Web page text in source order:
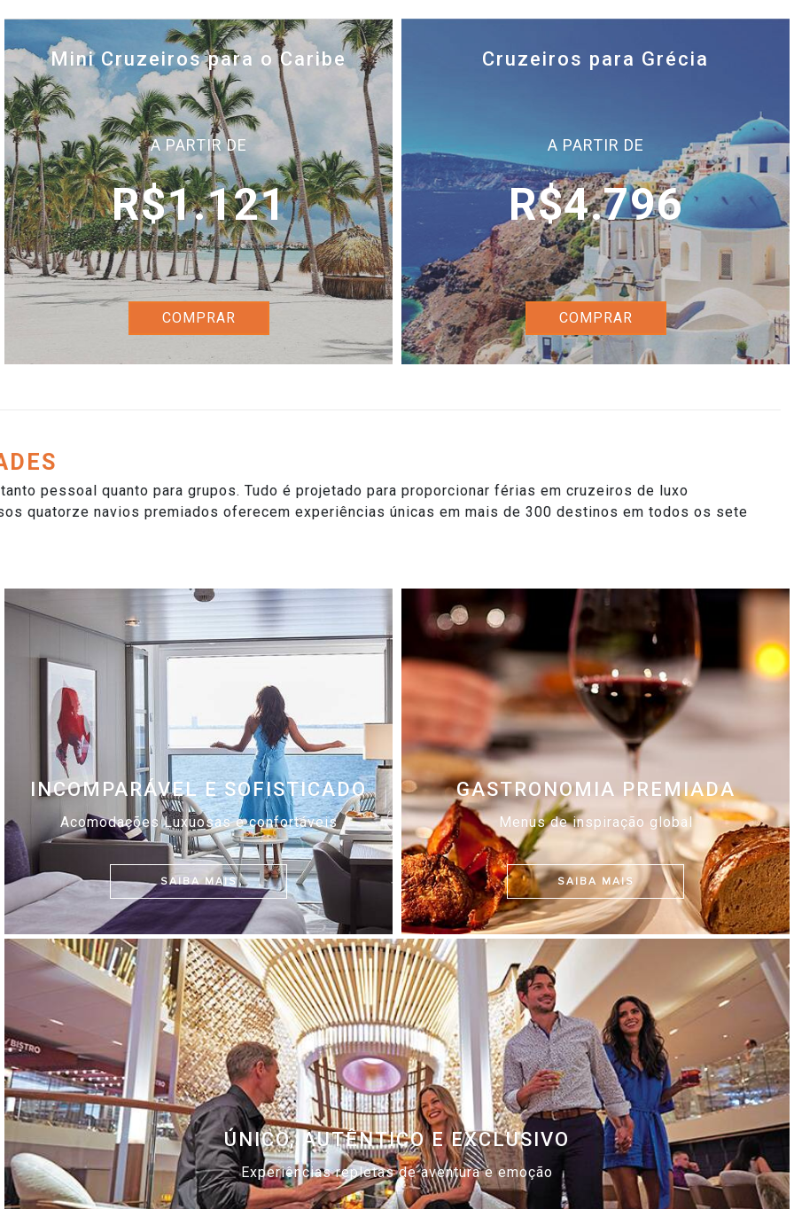
Mini Cruzeiros para o Caribe
A PARTIR DE
R$1.121
COMPRAR
Cruzeiros para Grécia
A PARTIR DE
R$4.796
COMPRAR
pessoal quanto para grupos. Tudo é projetado para proporcionar férias em cruzeiros de luxo
quatorze navios premiados oferecem experiências únicas em mais de 300 destinos em todos os sete
INCOMPARÁVEL E SOFISTICADO
Acomodações Luxuosas e confortáveis
SAIBA MAIS
GASTRONOMIA PREMIADA
Menus de inspiração global
SAIBA MAIS
ÚNICO, AUTÊNTICO E EXCLUSIVO
Experiências repletas de aventura e emoção